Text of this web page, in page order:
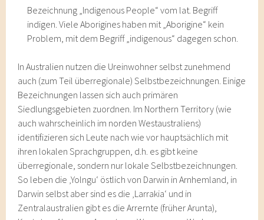
Bezeichnung „Indigenous People“ vom lat. Begriff
indigen. Viele Aborigines haben mit „Aborigine“ kein
Problem, mit dem Begriff „indigenous“ dagegen schon.
In Australien nutzen die Ureinwohner selbst zunehmend
auch (zum Teil überregionale) Selbstbezeichnungen. Einige
Bezeichnungen lassen sich auch primären
Siedlungsgebieten zuordnen. Im Northern Territory (wie
auch wahrscheinlich im norden Westaustraliens)
identifizieren sich Leute nach wie vor hauptsächlich mit
ihren lokalen Sprachgruppen, d.h. es gibt keine
überregionale, sondern nur lokale Selbstbezeichnungen.
So leben die ‚Yolngu‘ östlich von Darwin in Arnhemland, in
Darwin selbst aber sind es die ‚Larrakia‘ und in
Zentralaustralien gibt es die Arrernte (früher Arunta),